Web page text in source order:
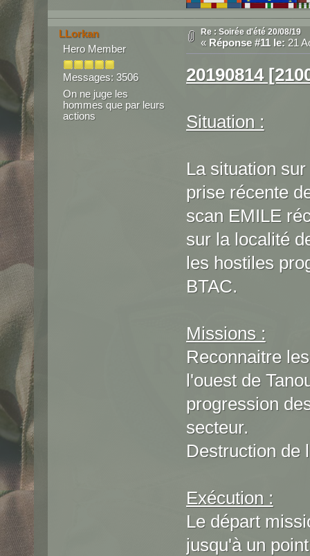
LLorkan
Hero Member
Messages: 3506
On ne juge les
hommes que par leurs
actions
Re : Soirée d'été 20/08/19
« Réponse #11 le:21
20190814
Situation :
La situation
prise récente
scan EMILE
sur la localité
les hostiles
BTAC.
Missions :
Reconnaitre
l'ouest de
progression
secteur.
Destruction de
Exécution :
Le départ
jusqu'à un